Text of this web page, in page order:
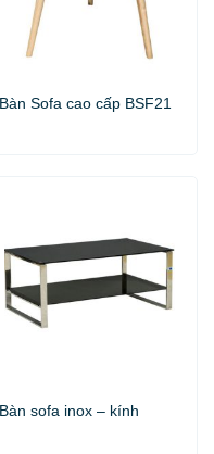
Bàn Sofa cao cấp BSF21
Bàn sofa inox – kính